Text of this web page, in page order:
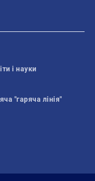
і науки
"гаряча лінія"